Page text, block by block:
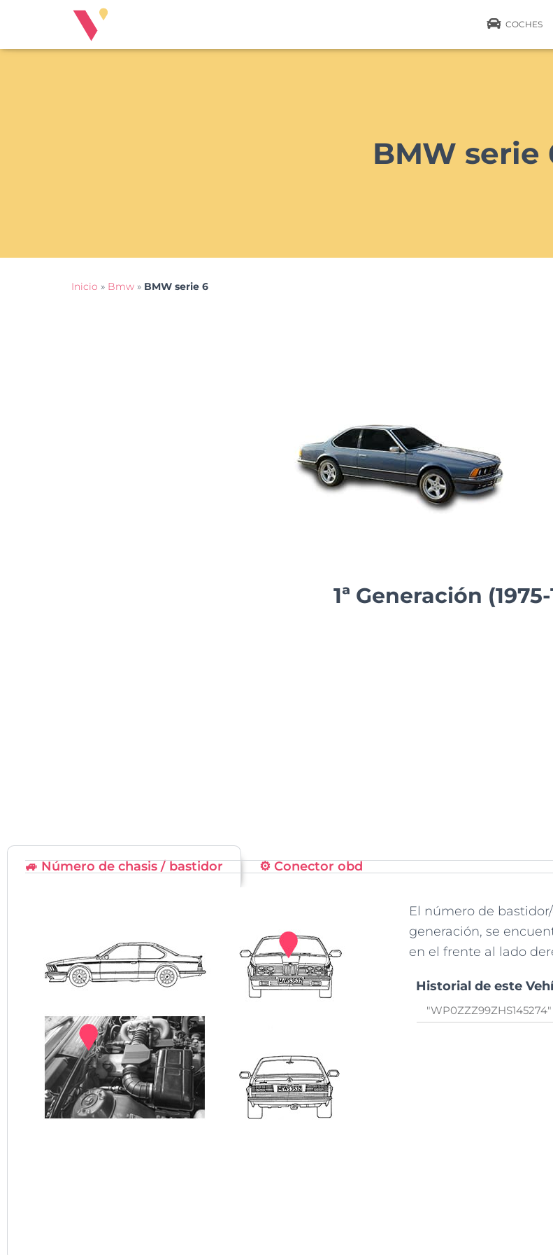
COCHES
BMW serie
Inicio » Bmw » BMW serie 6
1ª Generación
🚙 Número de chasis / bastidor ⚙️ Conector obd
El número de
generación, se
en el frente al lado
Historial de este